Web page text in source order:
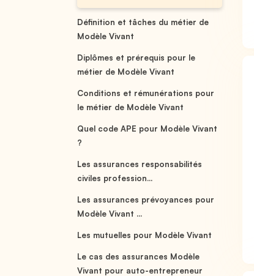
Définition et tâches du métier de
Modèle Vivant
Diplômes et prérequis pour le
métier de Modèle Vivant
Conditions et rémunérations pour
le métier de Modèle Vivant
Quel code APE pour Modèle Vivant
?
Les assurances responsabilités
civiles profession...
Les assurances prévoyances pour
Modèle Vivant ...
Les mutuelles pour Modèle Vivant
Le cas des assurances Modèle
Vivant pour auto-entrepreneur